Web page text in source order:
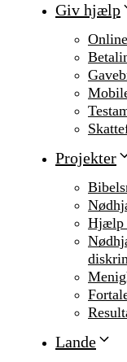
Giv hjælp
Projekter
Hjælp
Lande